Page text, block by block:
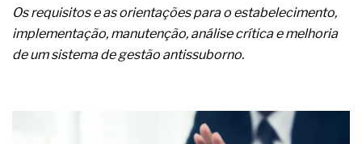
A sua indústria toma decisões ou apenas reage
aos problemas?
Os serviços de reciclagem profunda a frio in situ
com emulsão asfáltica
Os critérios médicos da síndrome metabólica
Os requisitos e as orientações para o estabelecimento,
implementação, manutenção, análise crítica e melhoria
de um sistema de gestão antissuborno.